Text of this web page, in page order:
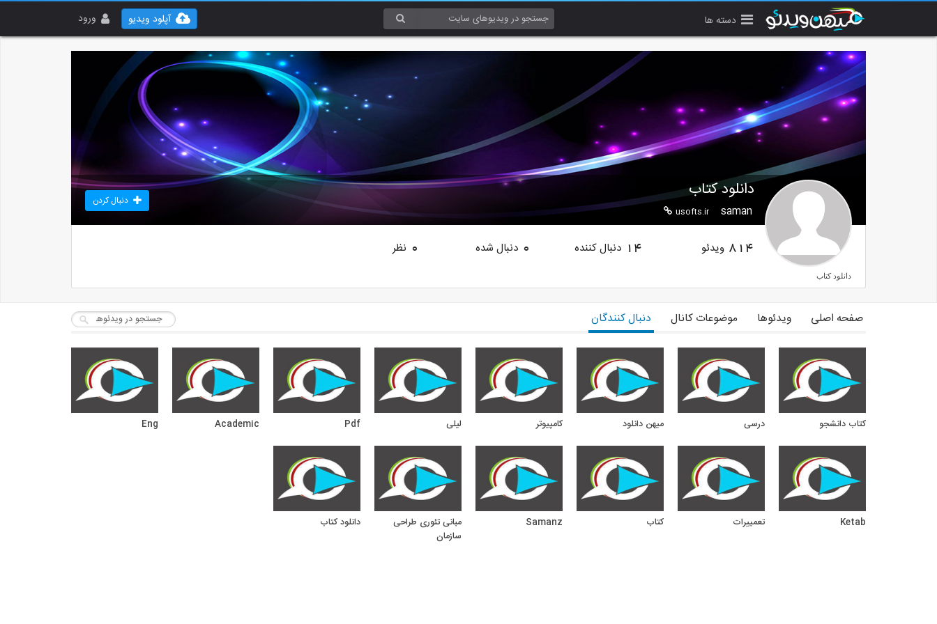
دسته ها ورود آپلود ویدیو
دانلود کتاب
saman
usofts.ir
دنبال کردن
814 ویدئو 14 دنبال کننده 0 دنبال شده 0 نظر
دانلود کتاب
صفحه اصلی ویدئوها موضوعات کانال دنبال کنندگان
کتاب دانشجو درسی ميهن دانلود کامپیوتر لیلی Pdf
Academic
Eng
Ketab تعمییرات کتاب Samanz
مبانی تئوری طراحی
سازمان
دانلود کتاب